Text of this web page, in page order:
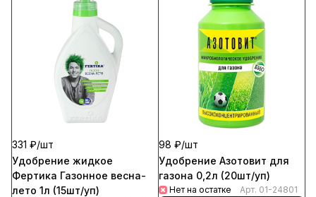
331 ₽/шт
Удобрение жидкое
Фертика Газонное весна-
лето 1л (15шт/уп)
98 ₽/шт
Удобрение Азотовит для
газона 0,2л (20шт/уп)
Нет на остатке Арт. 01-24801